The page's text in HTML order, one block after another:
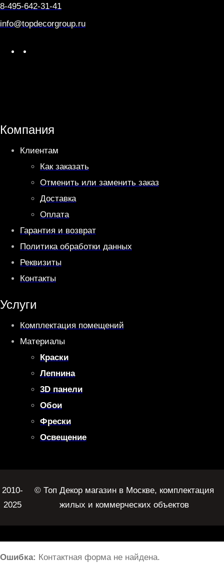
8-495-642-31-41
info@topdecorgroup.ru
p
p
a
m
Компания
Клиентам
Как заказать
Отменить или заменить заказ
Доставка
Оплата
Гарантия и возврат
Политика обработки данных
Реквизиты
Контакты
Услуги
Комплектация помещений
Материалы
Краски
Лепнина
3D панели
Обои
Фрески
Освещение
2010-
2025
© Топ Декор магазин в Москве, комплектация
жилых и коммерческих объектов
Ошибка: Контактная форма не найдена.